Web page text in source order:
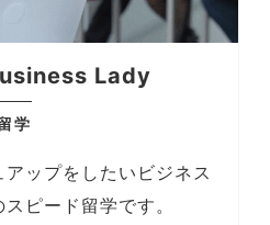
Lady
学
ップをしたいビジネス
ピード留学です。